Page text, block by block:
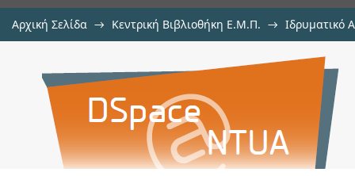
Αρχική Σελίδα → Κεντρική Βιβλιοθήκη Ε.Μ.Π. → Ιδρυματικό
An extension of delta method
study